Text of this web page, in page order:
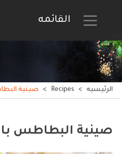
القائمه
الرئيسيه >
Recipes
> صينية
صينية البطاطس